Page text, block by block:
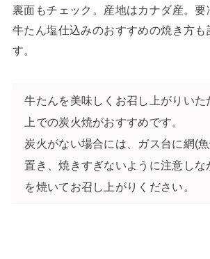
裏面もチェック。産地はカナダ産。要
牛たん塩仕込みのおすすめの焼き方も
す。
牛たんを美味しくお召し上がりいた
上での炭火焼がおすすめです。
炭火がない場合には、ガス台に網(
置き、焼きすぎないように注意しな
を焼いてお召し上がりください。